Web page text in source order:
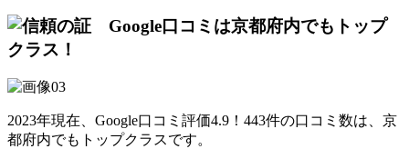
2023年現在、Google口コミ評価4.9！443件の口コミ数は、京
都府内でもトップクラスです。